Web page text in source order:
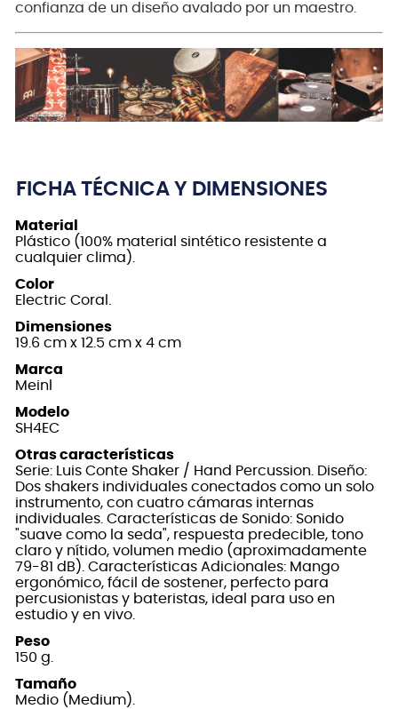
confianza de un diseño avalado por un maestro.
FICHA TÉCNICA Y DIMENSIONES
Material
Plástico (100% material sintético resistente a
cualquier clima).
Color
Electric Coral.
Dimensiones
19.6 cm x 12.5 cm x 4 cm
Marca
Meinl
Modelo
SH4EC
Otras características
Serie: Luis Conte Shaker / Hand Percussion. Diseño:
Dos shakers individuales conectados como un solo
instrumento, con cuatro cámaras internas
individuales. Características de Sonido: Sonido
"suave como la seda", respuesta predecible, tono
claro y nítido, volumen medio (aproximadamente
79-81 dB). Características Adicionales: Mango
ergonómico, fácil de sostener, perfecto para
percusionistas y bateristas, ideal para uso en
estudio y en vivo.
Peso
150 g.
Tamaño
Medio (Medium).